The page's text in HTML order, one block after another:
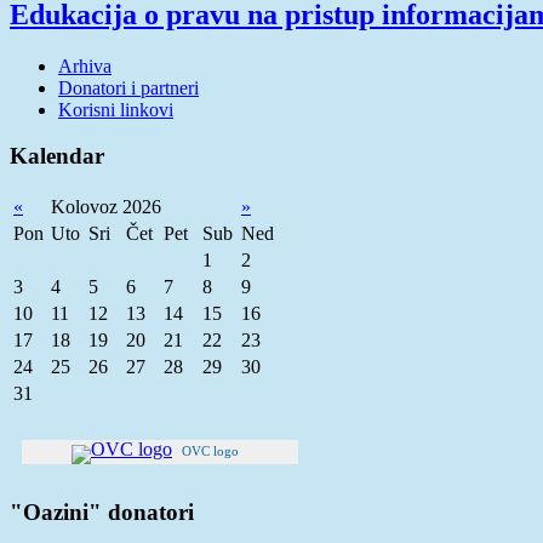
Edukacija o pravu na pristup
Arhiva
Donatori i partneri
Korisni linkovi
Kalendar
« Kolovoz 2026
»
Pon Uto Sri Čet Pet Sub Ned
1
2
3
4 5 6 7 8
9
10
11 12 13 14 15
16
17
18 19 20 21 22
23
24
25 26 27 28 29
30
31
OVC logo
"Oazini" donatori